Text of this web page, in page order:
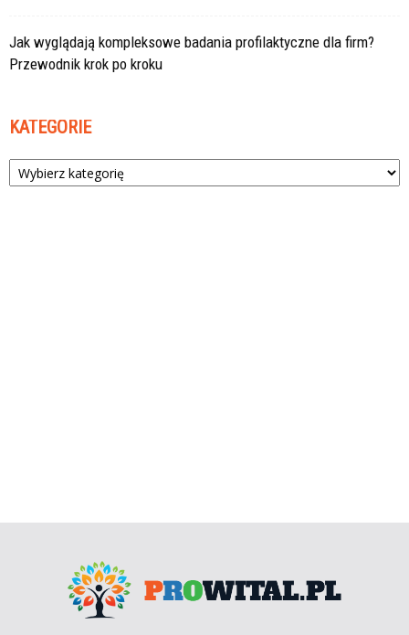
Jak wyglądają kompleksowe badania profilaktyczne dla firm?
Przewodnik krok po kroku
KATEGORIE
Kategorie